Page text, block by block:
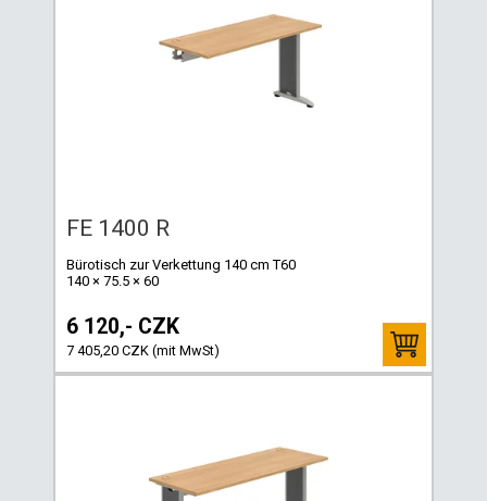
FE 1400 R
Bürotisch zur Verkettung 140 cm T60
140 × 75.5 × 60
6 120,- CZK
7 405,20 CZK (mit MwSt)